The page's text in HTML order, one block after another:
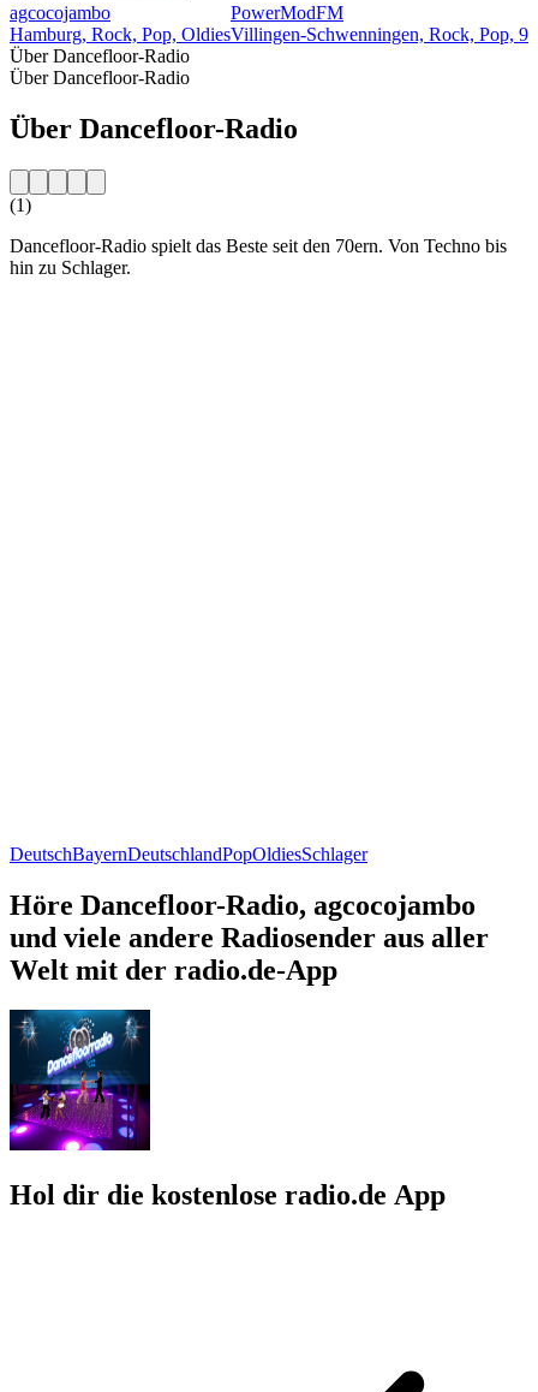
agcocojambo
Hamburg, Rock, Pop, Oldies
PowerModFM
Villingen-Schwenningen, Rock, Pop,
Über Dancefloor-Radio
Über Dancefloor-Radio
Über Dancefloor-Radio
(1)
Dancefloor-Radio spielt das Beste seit den 70ern. Von Techno bis
hin zu Schlager.
DeutschBayernDeutschlandPopOldiesSchlager
Höre Dancefloor-Radio, agcocojambo
und viele andere Radiosender aus aller
Welt mit der radio.de-App
Hol dir die kostenlose radio.de App